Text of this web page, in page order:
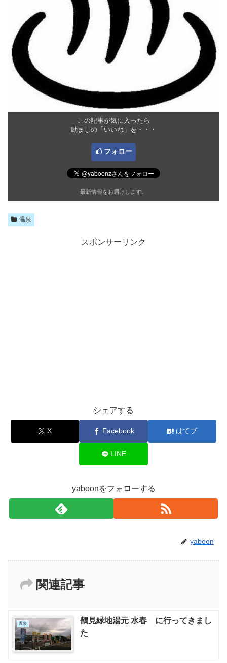
この記事が気に入ったら
励ましの「いいね」を・・・
フォロー
最新情報をお届けします。
温泉
スポンサーリンク
シェアする
X Facebook はてブ
LINE
yaboonをフォローする
yaboon
関連記事
温泉
鶴見緑地湯元 水春 に行ってきまし
た